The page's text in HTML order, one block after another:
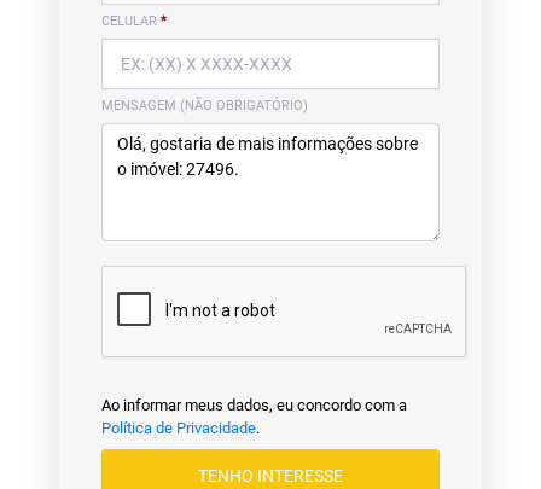
CELULAR *
MENSAGEM (NÃO OBRIGATÓRIO)
Ao informar meus dados, eu concordo com a
Política de Privacidade.
TENHO INTERESSE